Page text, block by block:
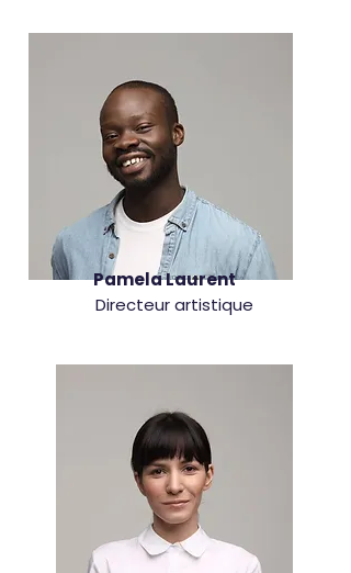
Pamela Laurent
Directeur artistique